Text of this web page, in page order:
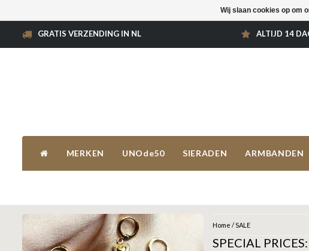
GRATIS VERZENDING IN NL ALTIJD 14
MERKEN UNOde50 SIERADEN ARMBANDEN
Home /SALE
SPECIAL
Wij slaan cookies op om